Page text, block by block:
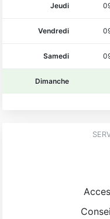
Jeudi
Vendredi
Samedi
Dimanche